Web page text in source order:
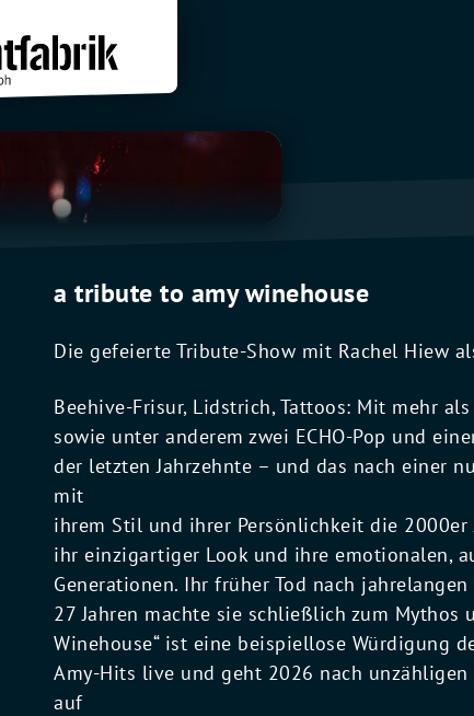
a tribute to amy winehouse
Die gefeierte Tribute-Show mit Rachel Hiew
Beehive-Frisur, Lidstrich, Tattoos: Mit mehr
sowie unter anderem zwei ECHO-Pop und
der letzten Jahrzehnte – und das nach einer
mit
ihrem Stil und ihrer Persönlichkeit die
ihr einzigartiger Look und ihre emotionalen,
Generationen. Ihr früher Tod nach
27 Jahren machte sie schließlich zum Mythos
Winehouse“ ist eine beispiellose Würdigung
Amy-Hits live und geht 2026 nach
auf